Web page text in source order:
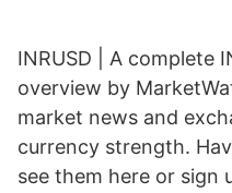
INRUSD | A complete
overview by
market news and
currency strength.
see them here or sign